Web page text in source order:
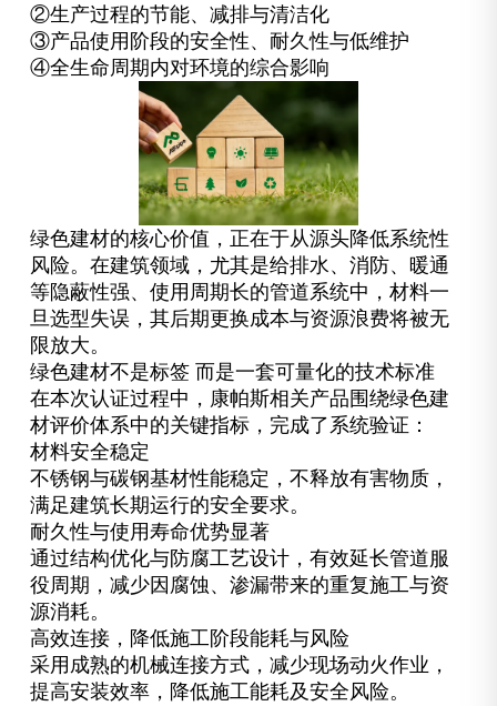
②生产过程的节能、减排与清洁化
③产品使用阶段的安全性、耐久性与低维护
④全生命周期内对环境的综合影响
绿色建材的核心价值，正在于从源头降低系统性
风险。在建筑领域，尤其是给排水、消防、暖通
等隐蔽性强、使用周期长的管道系统中，材料一
旦选型失误，其后期更换成本与资源浪费将被无
限放大。
绿色建材不是标签 而是一套可量化的技术标准
在本次认证过程中，康帕斯相关产品围绕绿色建
材评价体系中的关键指标，完成了系统验证：
材料安全稳定
不锈钢与碳钢基材性能稳定，不释放有害物质，
满足建筑长期运行的安全要求。
耐久性与使用寿命优势显著
通过结构优化与防腐工艺设计，有效延长管道服
役周期，减少因腐蚀、渗漏带来的重复施工与资
源消耗。
高效连接，降低施工阶段能耗与风险
采用成熟的机械连接方式，减少现场动火作业，
提高安装效率，降低施工能耗及安全风险。